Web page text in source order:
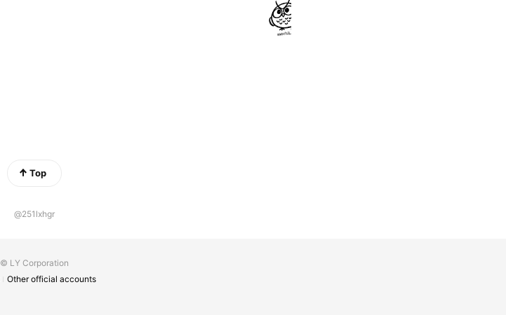
Top
@251lxhgr
© LY Corporation
Other official accounts